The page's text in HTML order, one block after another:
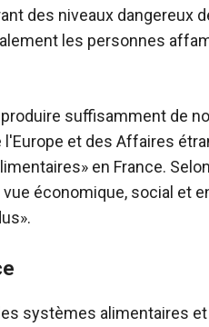
des niveaux dangereux
les personnes
suffisamment de
et des Affaires
en France.
économique, social et
systèmes alimentaires